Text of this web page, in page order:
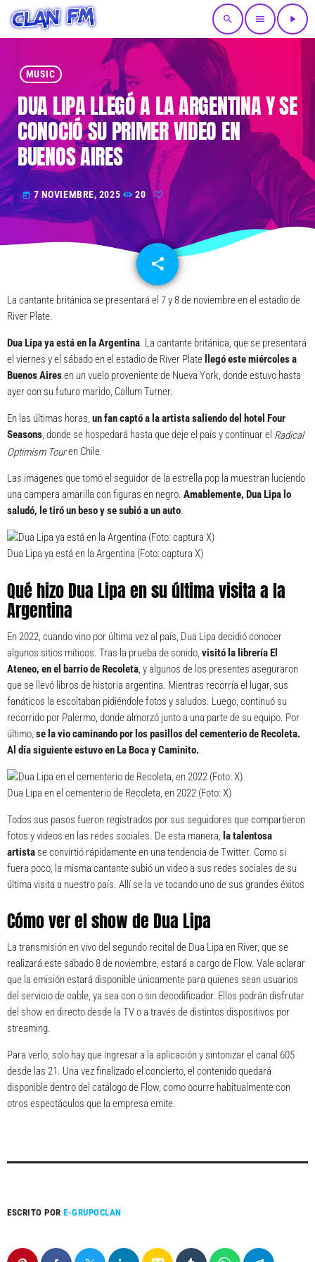
search menu play_arrow
MUSIC
DUA LIPA LLEGÓ A LA ARGENTINA Y SE
CONOCIÓ SU PRIMER VIDEO EN
BUENOS AIRES
today 7 NOVIEMBRE, 2025 20
share
email
La cantante británica se presentará el 7 y 8 de noviembre en el estadio de
River Plate.
Dua Lipaya está en la Argentina. La cantante británica, que se presentará
el viernes y el sábado en el estadio de River Plate llegó este miércoles a
Buenos Airesen un vuelo proveniente de Nueva York, donde estuvo hasta
ayer con su futuro marido, Callum Turner.
En las últimas horas, un fan captó a la artista saliendo del hotel Four
Seasons, donde se hospedará hasta que deje el país y continuar el Radical
Optimism Touren Chile.
Las imágenes que tomó el seguidor de la estrella pop la muestran luciendo
una campera amarilla con figuras en negro. Amablemente, Dua Lipa lo
saludó, le tiró un beso y se subió a un auto.
Dua Lipa ya está en la Argentina (Foto: captura X)
Qué hizo Dua Lipa en su última visita a la
Argentina
En 2022, cuando vino por última vez al país, Dua Lipa decidió conocer
algunos sitios míticos. Tras la prueba de sonido, visitó la librería El
Ateneo, en el barrio de Recoleta, y algunos de los presentes aseguraron
que se llevó libros de historia argentina. Mientras recorría el lugar, sus
fanáticos la escoltaban pidiéndole fotos y saludos. Luego, continuó su
recorrido por Palermo, donde almorzó junto a una parte de su equipo. Por
último, se la vio caminando por los pasillos del cementerio de Recoleta.
Al día siguiente estuvo en La Boca y Caminito.
Dua Lipa en el cementerio de Recoleta, en 2022 (Foto: X)
Todos sus pasos fueron registrados por sus seguidores que compartieron
fotos y videos en las redes sociales. De esta manera, la talentosa
artista se convirtió rápidamente en una tendencia de Twitter. Como si
fuera poco, la misma cantante subió un video a sus redes sociales de su
última visita a nuestro país. Allí se la ve tocando uno de sus grandes éxitos
Cómo ver el show de Dua Lipa
La transmisión en vivo del segundo recital de Dua Lipa en River, que se
realizará este sábado 8 de noviembre, estará a cargo de Flow. Vale aclarar
que la emisión estará disponible únicamente para quienes sean usuarios
del servicio de cable, ya sea con o sin decodificador. Ellos podrán disfrutar
del show en directo desde la TV o a través de distintos dispositivos por
streaming.
Para verlo, solo hay que ingresar a la aplicación y sintonizar el canal 605
desde las 21. Una vez finalizado el concierto, el contenido quedará
disponible dentro del catálogo de Flow, como ocurre habitualmente con
otros espectáculos que la empresa emite.
ESCRITO PORE-GRUPOCLAN